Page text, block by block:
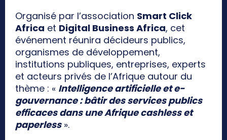
Organisé par l’association Smart Click
Africa et Digital Business Africa, cet
événement réunira décideurs publics,
organismes de développement,
institutions publiques, entreprises, experts
et acteurs privés de l’Afrique autour du
thème : « Intelligence artificielle et e-
gouvernance : bâtir des services publics
efficaces dans une Afrique cashless et
paperless».